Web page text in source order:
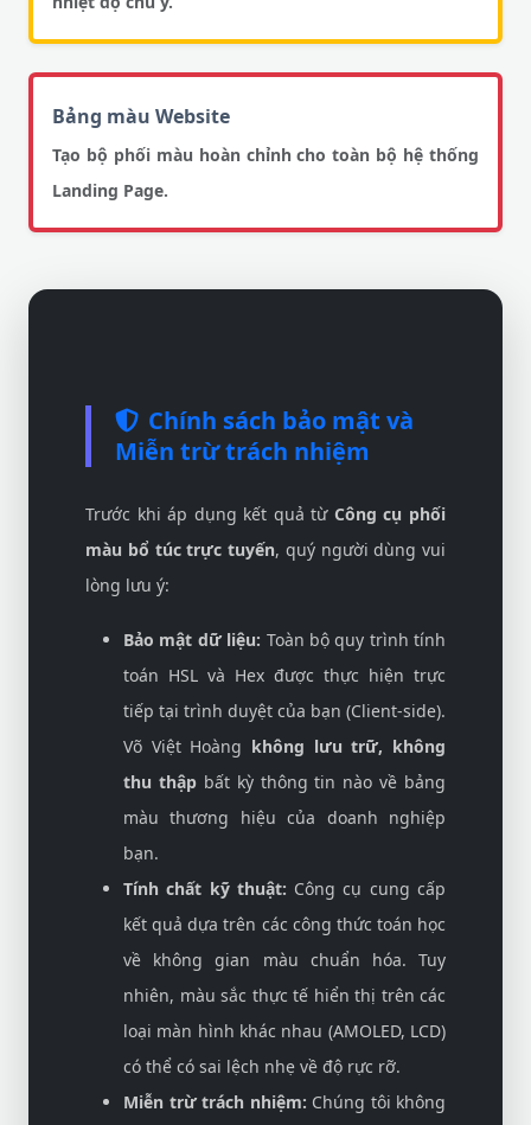
Bảng màu Website
Tạo bộ phối màu hoàn chỉnh cho toàn bộ hệ thống
Landing Page.
Chính sách bảo mật và
Miễn trừ trách nhiệm
Trước khi áp dụng kết quả từ Công cụ phối
màu bổ túc trực tuyến, quý người dùng vui
lòng lưu ý:
Bảo mật dữ liệu: Toàn bộ quy trình tính
toán HSL và Hex được thực hiện trực
tiếp tại trình duyệt của bạn (Client-side).
Võ Việt Hoàng không lưu trữ, không
thu thậpbất kỳ thông tin nào về bảng
màu thương hiệu của doanh nghiệp
bạn.
Tính chất kỹ thuật: Công cụ cung cấp
kết quả dựa trên các công thức toán học
về không gian màu chuẩn hóa. Tuy
nhiên, màu sắc thực tế hiển thị trên các
loại màn hình khác nhau (AMOLED, LCD)
có thể có sai lệch nhẹ về độ rực rỡ.
Miễn trừ trách nhiệm: Chúng tôi không